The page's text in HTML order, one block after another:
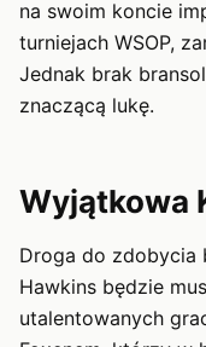
na swoim koncie
turniejach WSOP,
Jednak brak
znaczącą lukę.
Wyjątkowa
Droga do zdobycia
Hawkins będzie
utalentowanych